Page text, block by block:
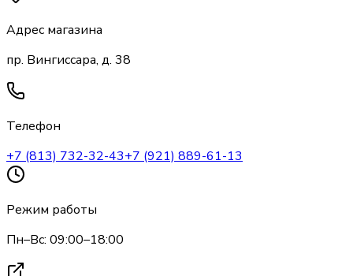
Адрес магазина
пр. Вингиссара, д. 38
Телефон
+7 (813) 732-32-43+7 (921) 889-61-13
Режим работы
Пн–Вс: 09:00–18:00